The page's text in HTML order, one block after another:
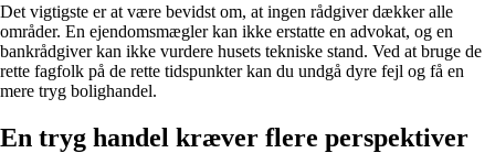
Det vigtigste er at være bevidst om, at ingen rådgiver dækker alle
områder. En ejendomsmægler kan ikke erstatte en advokat, og en
bankrådgiver kan ikke vurdere husets tekniske stand. Ved at bruge de
rette fagfolk på de rette tidspunkter kan du undgå dyre fejl og få en
mere tryg bolighandel.
En tryg handel kræver flere perspektiver